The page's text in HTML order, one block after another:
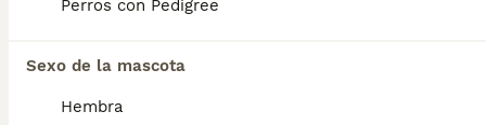
Perros con Pedigree
Sexo de la mascota
Hembra
Yorkshire Terrier